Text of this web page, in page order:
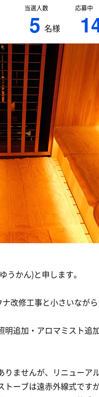
当選人数
5 名様
応募中
うかん)と申します。
改修工事と小さいなが
追加・アロマミスト追
ませんが、リニューア
ーブは遠赤外線式です